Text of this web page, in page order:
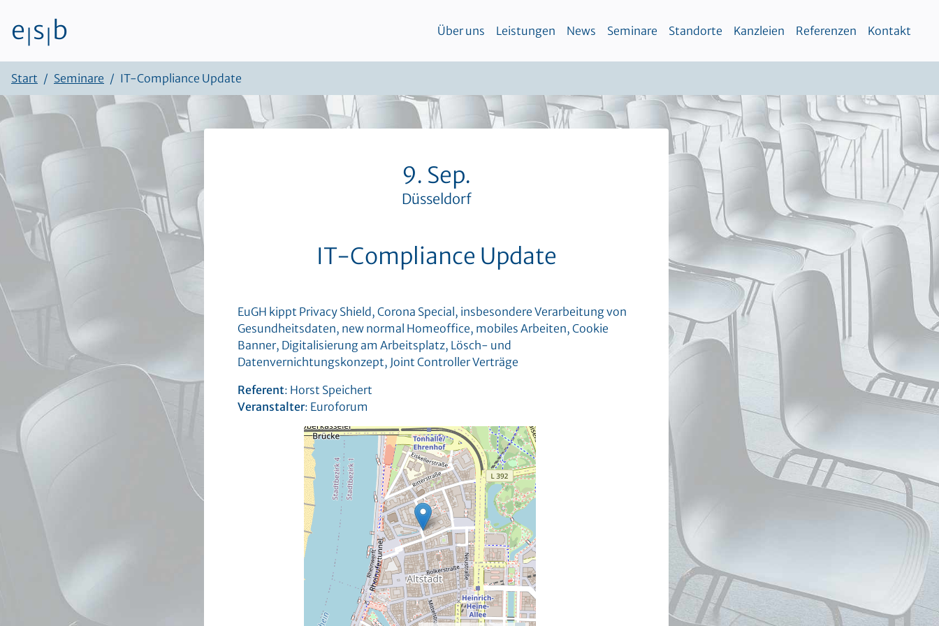
Zum Inhalt
e s b Über uns Leistungen News Seminare Standorte Kanzleien Referenzen Kontakt
Start Seminare IT-Compliance Update
9. Sep.
Düsseldorf
IT-Compliance Update
EuGH kippt Privacy Shield, Corona Special, insbesondere Verarbeitung von
Gesundheitsdaten, new normal Homeoffice, mobiles Arbeiten, Cookie
Banner, Digitalisierung am Arbeitsplatz, Lösch- und
Datenvernichtungskonzept, Joint Controller Verträge
Referent: Horst Speichert
Veranstalter: Euroforum
×